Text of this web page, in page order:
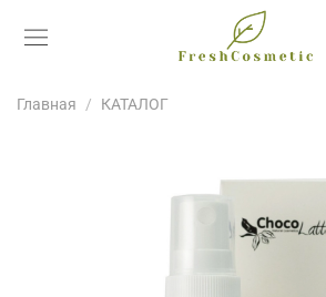
Главная КАТАЛОГ